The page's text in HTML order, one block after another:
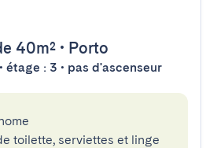
40m² • Porto
étage : 3 • pas d'ascenseur
toilette, serviettes et linge